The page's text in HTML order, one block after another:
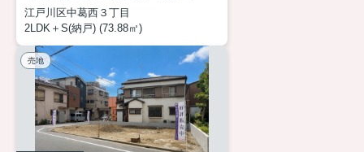
江戸川区中葛西３丁目
2LDK＋S(納戸) (73.88㎡)
売地